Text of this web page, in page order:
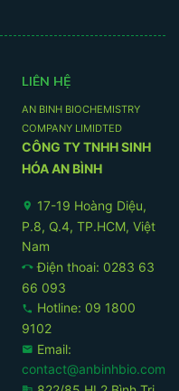
LIÊN HỆ
AN BINH BIOCHEMISTRY
COMPANY LIMIDTED
CÔNG TY TNHH SINH
HÓA AN BÌNH
location_on
17-19 Hoàng Diệu,
P.8, Q.4, TP.HCM, Việt
Nam
call_end Điện thoai: 0283 63
66 093
phone Hotline: 09 1800
9102
email Email:
contact@anbinhbio.com